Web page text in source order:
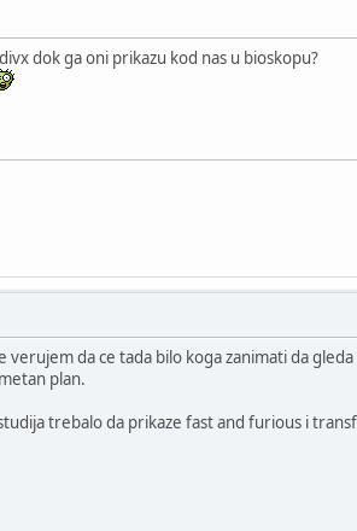
dok ga oni prikazu kod nas u bioskopu?
da ce tada bilo koga zanimati da
plan.
trebalo da prikaze fast and furious i